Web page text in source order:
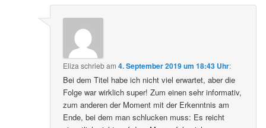
Eliza schriebam4. September 2019 um 18:43 Uhr:
Bei dem Titel habe ich nicht viel erwartet, aber die
Folge war wirklich super! Zum einen sehr informativ,
zum anderen der Moment mit der Erkenntnis am
Ende, bei dem man schlucken muss: Es reicht